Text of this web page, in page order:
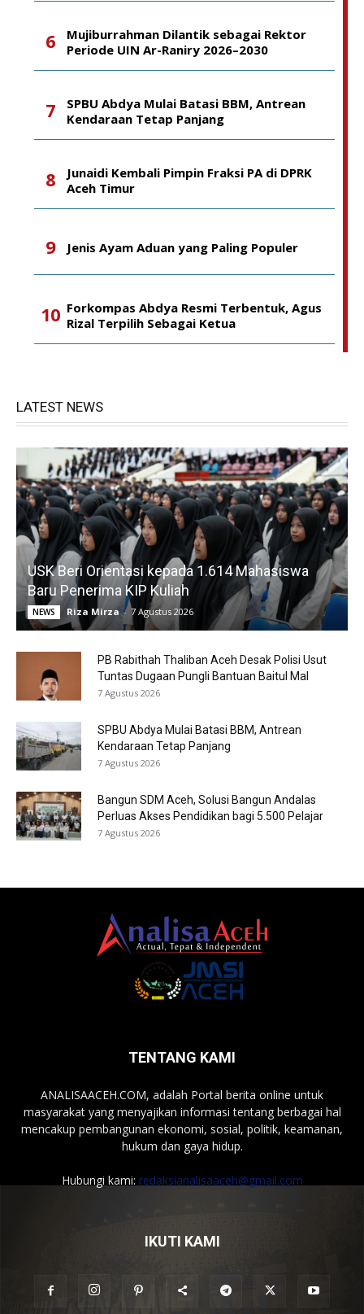
Mujiburrahman Dilantik sebagai Rektor
Periode UIN Ar-Raniry 2026–2030
SPBU Abdya Mulai Batasi BBM, Antrean
Kendaraan Tetap Panjang
Junaidi Kembali Pimpin Fraksi PA di DPRK
Aceh Timur
Jenis Ayam Aduan yang Paling Populer
Forkompas Abdya Resmi Terbentuk, Agus
Rizal Terpilih Sebagai Ketua
LATEST NEWS
USK Beri Orientasi kepada 1.614 Mahasiswa
Baru Penerima KIP Kuliah
NEWS Riza Mirza - 7 Agustus 2026
PB Rabithah Thaliban Aceh Desak Polisi Usut
Tuntas Dugaan Pungli Bantuan Baitul Mal
7 Agustus 2026
SPBU Abdya Mulai Batasi BBM, Antrean
Kendaraan Tetap Panjang
7 Agustus 2026
Bangun SDM Aceh, Solusi Bangun Andalas
Perluas Akses Pendidikan bagi 5.500 Pelajar
7 Agustus 2026
TENTANG KAMI
ANALISAACEH.COM, adalah Portal berita online untuk
masyarakat yang menyajikan informasi tentang berbagai hal
mencakup pembangunan ekonomi, sosial, politik, keamanan,
hukum dan gaya hidup.
Hubungi kami: redaksianalisaaceh@gmail.com
IKUTI KAMI